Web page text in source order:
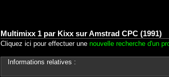
Multimixx 1 par Kixx sur Amstrad CPC (1991)
Cliquez ici pour effectuer une nouvelle recherche d'un
Informations relatives :